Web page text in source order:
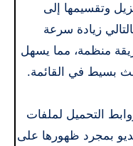
وتقسيمها إلى
زيادة سرعة
منظمة، مما يسهل
بسيط في القائمة.
التحميل لملفات
بمجرد ظهورها على